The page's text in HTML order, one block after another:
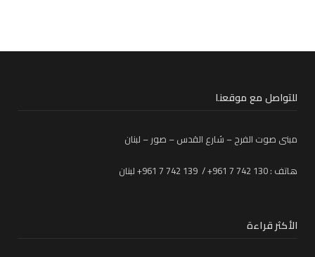
للتواصل مع موقعنا
مبنى صوت الفرح – شارع القدس – صور – لبنان
هاتف : 130 742 7 961+ / 139 742 7 961+ لبنان
الأكثر قراءة